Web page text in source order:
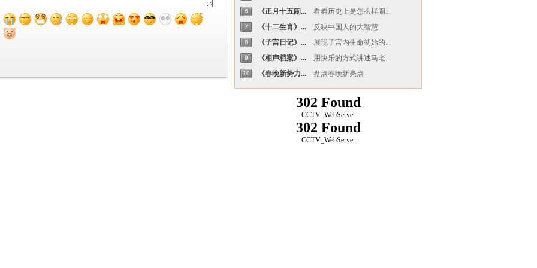
6 《正月十五闹... 看看历史上是怎么样闹...
7 《十二生肖》... 反映中国人的大智慧
8 《子宫日记》... 展现子宫内生命初始的...
9 《相声档案》... 用快乐的方式讲述马老...
10 《春晚新势力... 盘点春晚新亮点
302 Found
CCTV_WebServer
302 Found
CCTV_WebServer